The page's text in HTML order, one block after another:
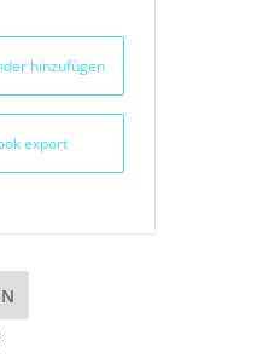
hinzufügen
export